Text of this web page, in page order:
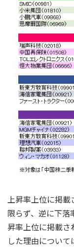
上昇率上位に掲
限らず、逆に下落
昇率上位に掲載さ
した理由につい